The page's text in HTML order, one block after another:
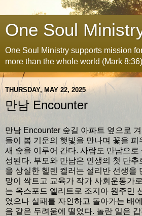
One Soul
One Soul Ministry supports mission
more than the whole world (Mark 8:36)
THURSDAY, MAY 22, 2025
만남 Encounter
만남 Encounter 숲길 아파트 옆으로
들이 봄 기운의 햇빛을 만나며 꽃을 피
새 숲을 이루어 간다. 사람도 만남으로
성된다. 부모와 만남은 인생의 첫 단
을 상실한 헬렌 켈러는 설리반 선생을
망이 싹트고 교육가 작가 사회운동가
는 옥스포드 엘리트로 조지아 원주민
였으나 실패를 자인하고 돌아가는 배
음 같은 두려움에 떨었다. 놀란 일은